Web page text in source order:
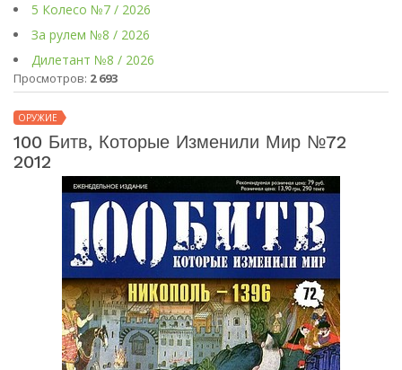
5 Колесо №7 / 2026
За рулем №8 / 2026
Дилетант №8 / 2026
Просмотров: 2 693
ОРУЖИЕ
100 Битв, Которые Изменили Мир №72
2012